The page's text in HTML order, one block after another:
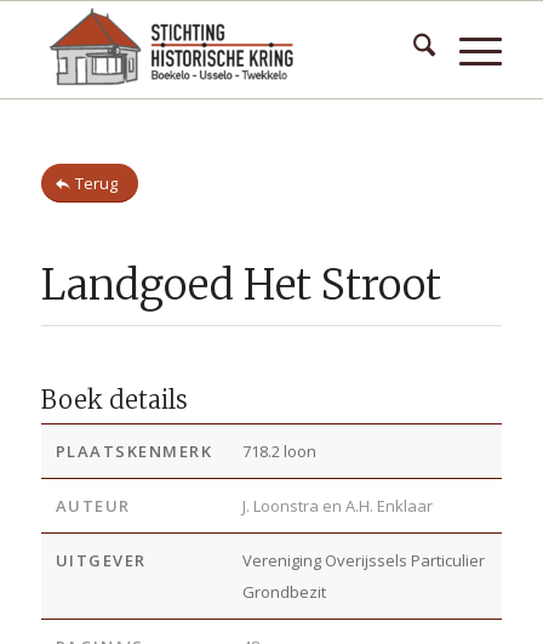
Terug
Landgoed Het Stroot
Boek details
PLAATSKENMERK 718.2 loon
AUTEUR J. Loonstra en A.H. Enklaar
UITGEVER
Vereniging Overijssels Particulier
Grondbezit